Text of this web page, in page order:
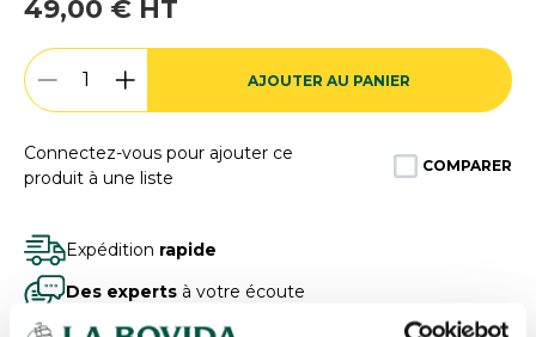
49,00 € HT
AJOUTER AU PANIER
Connectez-vous pour ajouter ce
produit à une liste
COMPARER
Expédition rapide
Des experts à votre écoute